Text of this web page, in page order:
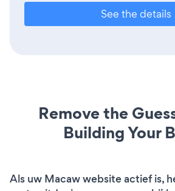
See the details
Remove the
Building Your
Als uw Macaw website actief is,